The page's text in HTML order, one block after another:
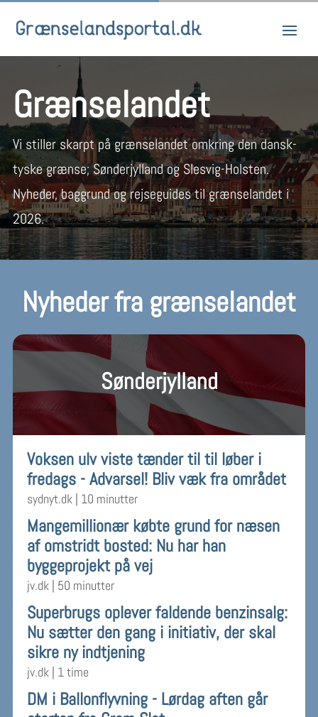
Grænselandet
Vi stiller skarpt på grænselandet omkring den dansk-
tyske grænse; Sønderjylland og Slesvig-Holsten.
Nyheder, baggrund og rejseguides til grænselandet i
2026.
Nyheder fra grænselandet
Sønderjylland
Voksen ulv viste tænder til til løber i
fredags - Advarsel! Bliv væk fra området
sydnyt.dk| 10 minutter
Mangemillionær købte grund for næsen
af omstridt bosted: Nu har han
byggeprojekt på vej
jv.dk| 50 minutter
Superbrugs oplever faldende benzinsalg:
Nu sætter den gang i initiativ, der skal
sikre ny indtjening
jv.dk| 1 time
DM i Ballonflyvning - Lørdag aften går